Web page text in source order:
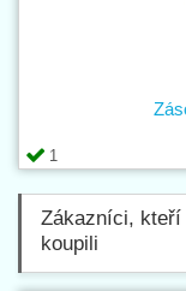
1
Zákazníci, kteří
koupili